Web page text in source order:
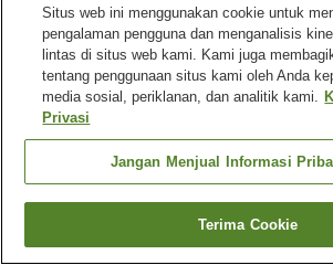
Beranda Jepang Wakayama
Kota Koya
Koyasan Ryusen-in Temple Lodging
Cari kamar
Situs web ini menggunakan cookie untuk
pengalaman pengguna dan menganalisis
lintas di situs web kami. Kami juga
tentang penggunaan situs kami oleh Anda
media sosial, periklanan, dan analitik kami.
Privasi
Jangan Menjual Informasi
Terima Cookie